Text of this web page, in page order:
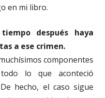
en mi libro.
después haya
a ese crimen.
componentes
lo que aconteció
hecho, el caso sigue